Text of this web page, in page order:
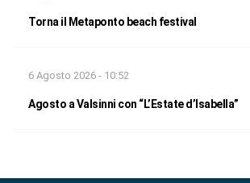
Torna il Metaponto beach festival
6 Agosto 2026 - 10:52
Agosto a Valsinni con “L’Estate d’Isabella”